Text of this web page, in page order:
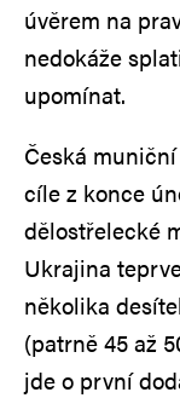
úvěrem na
nedokáže
upomínat.
Česká
cíle z konce
dělostřelecké
Ukrajina
několika
(patrně 45 až
jde o první